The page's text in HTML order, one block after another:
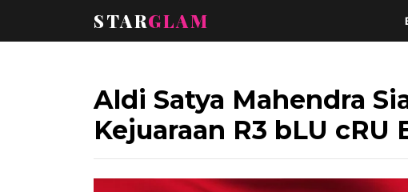
STARGLAM
Aldi Satya Mahendra
Kejuaraan R3 bLU cRU